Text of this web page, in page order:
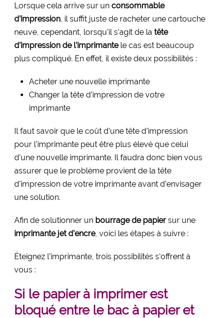
Lorsque cela arrive sur un consommable
d’impression, il suffit juste de racheter une cartouche
neuve, cependant, lorsqu’il s’agit de la tête
d’impression de l’imprimantele cas est beaucoup
plus compliqué. En effet, il existe deux possibilités :
Acheter une nouvelle imprimante
Changer la tête d’impression de votre
imprimante
Il faut savoir que le coût d’une tête d’impression
pour l’imprimante peut être plus élevé que celui
d’une nouvelle imprimante. Il faudra donc bien vous
assurer que le problème provient de la tête
d’impression de votre imprimante avant d’envisager
une solution.
Afin de solutionner un bourrage de papier sur une
imprimante jet d’encre, voici les étapes à suivre :
Éteignez l’imprimante, trois possibilités s’offrent à
vous :
Si le papier à imprimer est
bloqué entre le bac à papier et